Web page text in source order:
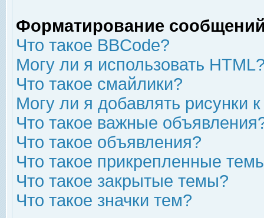
Форматирование
Что такое BBCode?
Могу ли я использовать
Что такое смайлики?
Могу ли я добавлять рисунки
Что такое важные
Что такое объявления?
Что такое прикрепленные
Что такое закрытые темы?
Что такое значки тем?